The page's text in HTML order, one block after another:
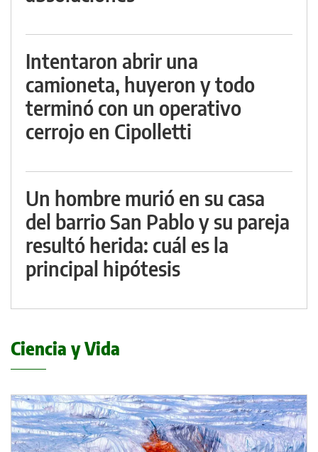
Intentaron abrir una
camioneta, huyeron y todo
terminó con un operativo
cerrojo en Cipolletti
Un hombre murió en su casa
del barrio San Pablo y su pareja
resultó herida: cuál es la
principal hipótesis
Ciencia y Vida